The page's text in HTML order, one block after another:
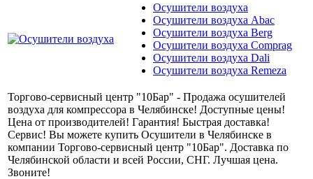
Осушители воздуха
Осушители воздуха Abac
Осушители воздуха Berg
Осушители воздуха Comprag
Осушители воздуха Dali
Осушители воздуха Remeza
Торгово-сервисный центр "10Бар" - Продажа осушителей
воздуха для компрессора в Челябинске! Доступные цены!
Цена от производителей! Гарантия! Быстрая доставка!
Сервис! Вы можете купить Осушители в Челябинске в
компании Торгово-сервисный центр "10Бар". Доставка по
Челябинской области и всей России, СНГ. Лучшая цена.
Звоните!